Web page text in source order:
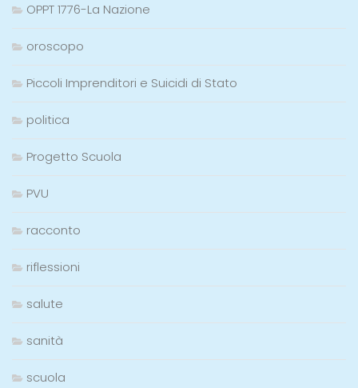
OPPT 1776-La Nazione
oroscopo
Piccoli Imprenditori e Suicidi di Stato
politica
Progetto Scuola
PVU
racconto
riflessioni
salute
sanità
scuola